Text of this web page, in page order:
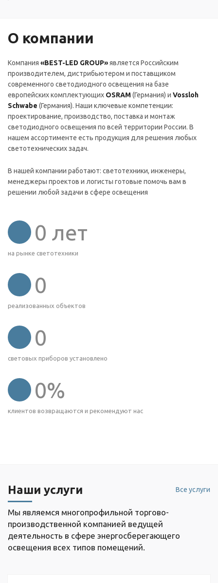
О компании
Компания «BEST-LED GROUP»является Российским
производителем, дистрибьютером и поставщиком
современного светодиодного освещения на базе
европейских комплектующих OSRAM(Германия) и Vossloh
Schwabe (Германия). Наши ключевые компетенции:
проектирование, производство, поставка и монтаж
светодиодного освещения по всей территории России. В
нашем ассортименте есть продукция для решения любых
светотехнических задач.
В нашей компании работают: светотехники, инженеры,
менеджеры проектов и логисты готовые помочь вам в
решении любой задачи в сфере освещения
0 лет
на рынке светотехники
0
реализованных объектов
0
световых приборов установлено
0%
клиентов возвращаются и рекомендуют нас
Все услуги
Наши услуги
Мы являемся многопрофильной торгово-
производственной компанией ведущей
деятельность в сфере энергосберегающего
освещения всех типов помещений.